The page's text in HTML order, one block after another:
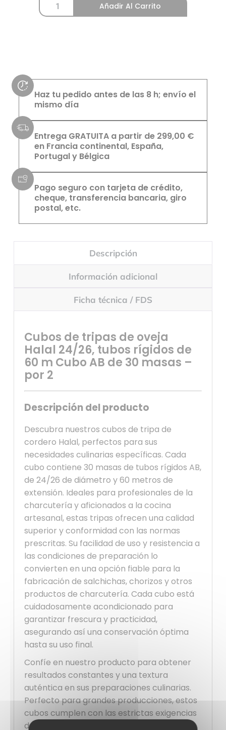
Añadir Al Carrito
Haz tu pedido antes de las 8 h; envío el
mismo día
Entrega GRATUITA a partir de 299,00 €
en Francia continental, España,
Portugal y Bélgica
Pago seguro con tarjeta de crédito,
cheque, transferencia bancaria, giro
postal, etc.
Descripción
Información adicional
Ficha técnica / FDS
Cubos de tripas de oveja
Halal 24/26, tubos rígidos de
60 m Cubo AB de 30 masas –
por 2
Descripción del producto
Descubra nuestros cubos de tripa de
cordero Halal, perfectos para sus
necesidades culinarias específicas. Cada
cubo contiene 30 masas de tubos rígidos AB,
de 24/26 de diámetro y 60 metros de
extensión. Ideales para profesionales de la
charcutería y aficionados a la cocina
artesanal, estas tripas ofrecen una calidad
superior y conformidad con las normas
prescritas. Su facilidad de uso y resistencia a
las condiciones de preparación lo
convierten en una opción fiable para la
fabricación de salchichas, chorizos y otros
productos de charcutería. Cada cubo está
cuidadosamente acondicionado para
garantizar frescura y practicidad,
asegurando así una conservación óptima
hasta su uso final.
Confíe en nuestro producto para obtener
resultados constantes y una textura
auténtica en sus preparaciones culinarias.
Perfecto para grandes producciones, estos
cubos cumplen con las estrictas exigencias
de calidad y seguridad alimentaria.